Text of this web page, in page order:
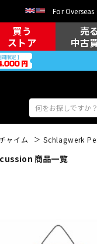
For
買う
ストア
売る
中古
アコギ/エレ
電子ピアノ
チャイム Schlagwerk
商品一覧